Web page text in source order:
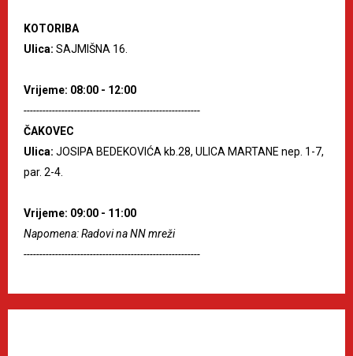
KOTORIBA
Ulica: SAJMIŠNA 16.
Vrijeme: 08:00 - 12:00
--------------------------------------------------------
ČAKOVEC
Ulica: JOSIPA BEDEKOVIĆA kb.28, ULICA MARTANE nep. 1-7,
par. 2-4.
Vrijeme: 09:00 - 11:00
Napomena: Radovi na NN mreži
--------------------------------------------------------